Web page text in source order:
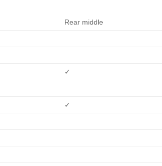
Rear middle
✓
✓